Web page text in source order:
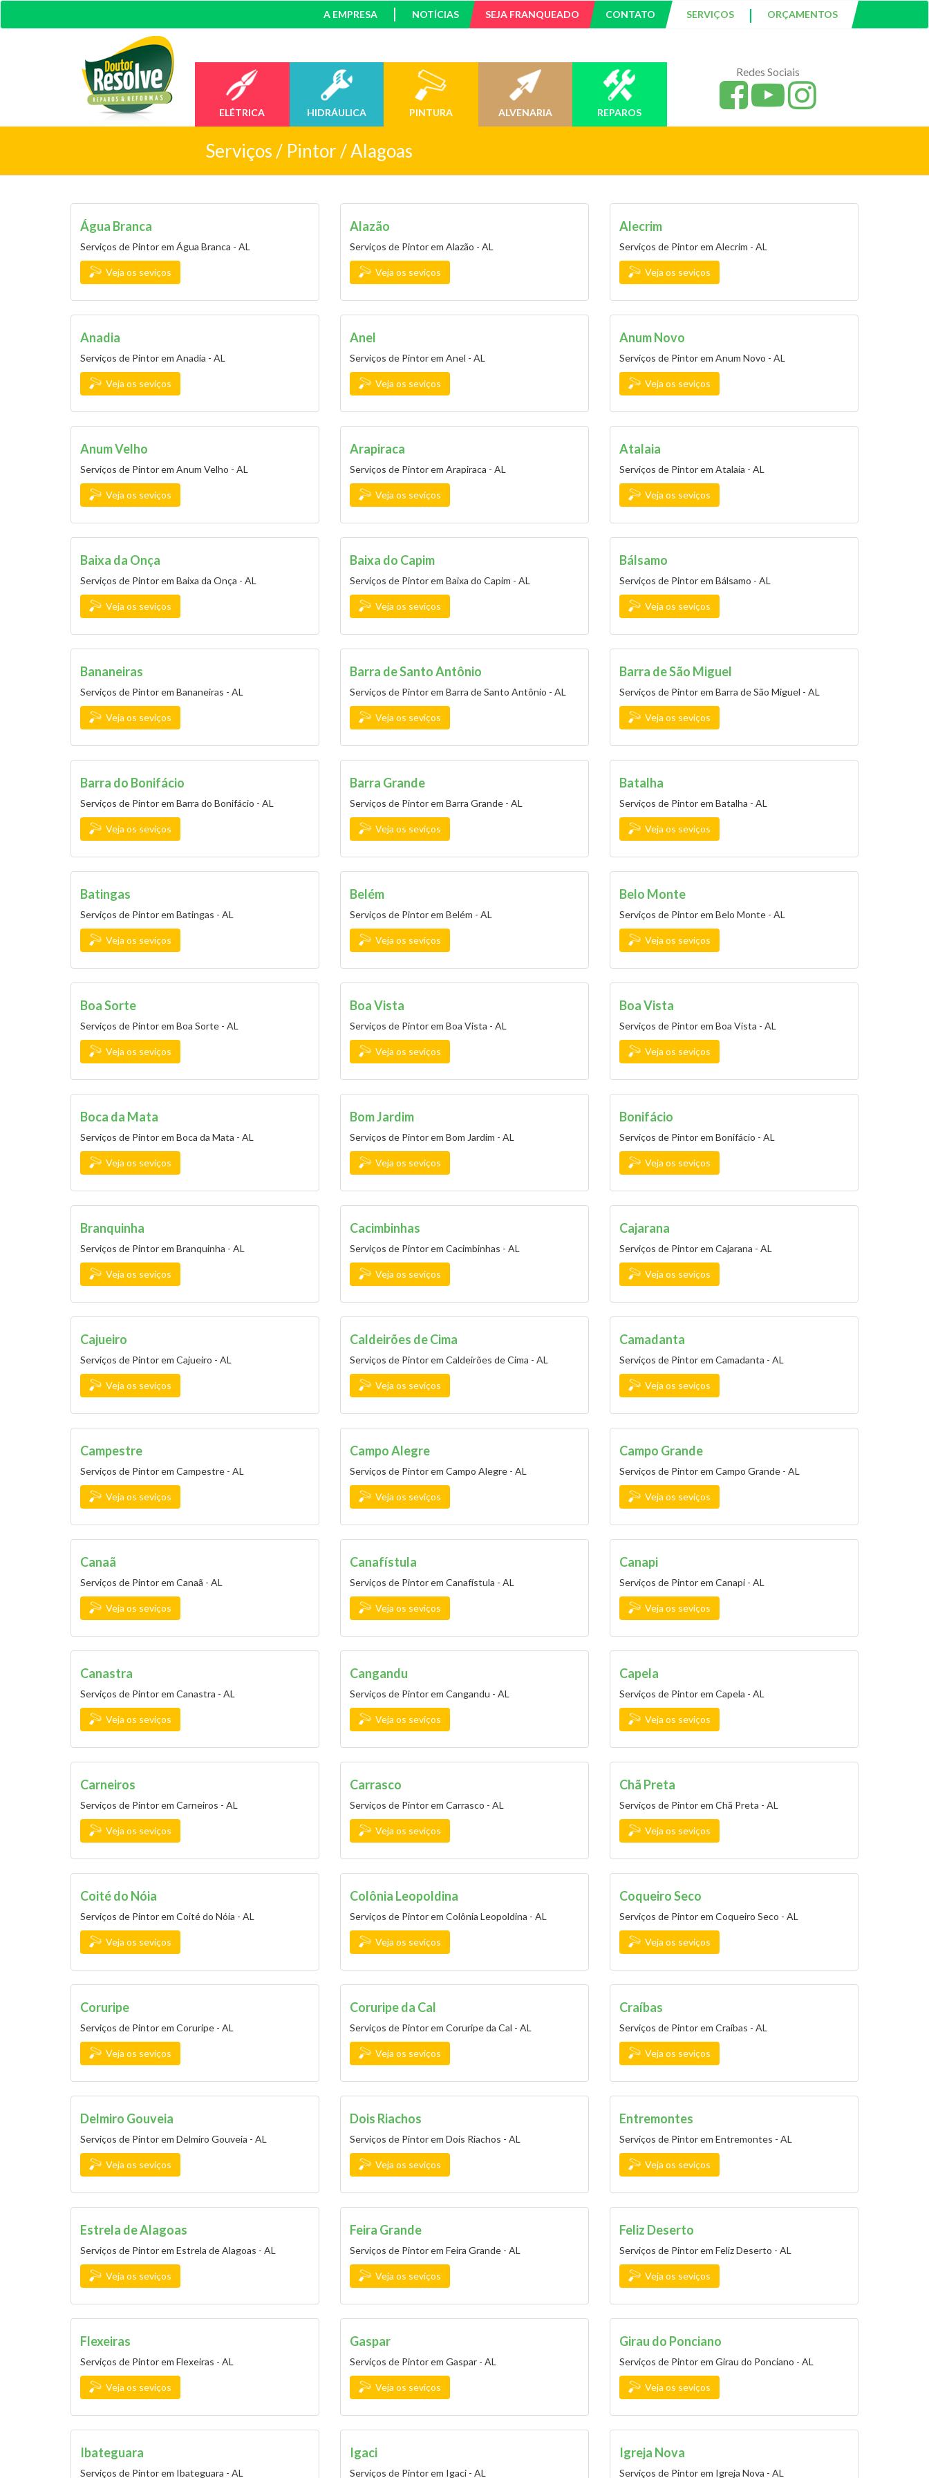
A EMPRESA NOTÍCIAS SEJA FRANQUEADO CONTATO SERVIÇOS | ORÇAMENTOS
ELÉTRICA HIDRÁULICA PINTURA ALVENARIA REPAROS
Redes Sociais
Serviços / Pintor / Alagoas
Água Branca
Serviços de Pintor em Água Branca - AL
Veja os seviços
Alazão
Serviços de Pintor em Alazão - AL
Veja os seviços
Alecrim
Serviços de Pintor em Alecrim - AL
Veja os seviços
Anadia
Serviços de Pintor em Anadia - AL
Veja os seviços
Anel
Serviços de Pintor em Anel - AL
Veja os seviços
Anum Novo
Serviços de Pintor em Anum Novo - AL
Veja os seviços
Anum Velho
Serviços de Pintor em Anum Velho - AL
Veja os seviços
Arapiraca
Serviços de Pintor em Arapiraca - AL
Veja os seviços
Atalaia
Serviços de Pintor em Atalaia - AL
Veja os seviços
Baixa da Onça
Serviços de Pintor em Baixa da Onça - AL
Veja os seviços
Baixa do Capim
Serviços de Pintor em Baixa do Capim - AL
Veja os seviços
Bálsamo
Serviços de Pintor em Bálsamo - AL
Veja os seviços
Bananeiras
Serviços de Pintor em Bananeiras - AL
Veja os seviços
Barra de Santo Antônio
Serviços de Pintor em Barra de Santo Antônio - AL
Veja os seviços
Barra de São Miguel
Serviços de Pintor em Barra de São Miguel - AL
Veja os seviços
Barra do Bonifácio
Serviços de Pintor em Barra do Bonifácio - AL
Veja os seviços
Barra Grande
Serviços de Pintor em Barra Grande - AL
Veja os seviços
Batalha
Serviços de Pintor em Batalha - AL
Veja os seviços
Batingas
Serviços de Pintor em Batingas - AL
Veja os seviços
Belém
Serviços de Pintor em Belém - AL
Veja os seviços
Belo Monte
Serviços de Pintor em Belo Monte - AL
Veja os seviços
Boa Sorte
Serviços de Pintor em Boa Sorte - AL
Veja os seviços
Boa Vista
Serviços de Pintor em Boa Vista - AL
Veja os seviços
Boa Vista
Serviços de Pintor em Boa Vista - AL
Veja os seviços
Boca da Mata
Serviços de Pintor em Boca da Mata - AL
Veja os seviços
Bom Jardim
Serviços de Pintor em Bom Jardim - AL
Veja os seviços
Bonifácio
Serviços de Pintor em Bonifácio - AL
Veja os seviços
Branquinha
Serviços de Pintor em Branquinha - AL
Veja os seviços
Cacimbinhas
Serviços de Pintor em Cacimbinhas - AL
Veja os seviços
Cajarana
Serviços de Pintor em Cajarana - AL
Veja os seviços
Cajueiro
Serviços de Pintor em Cajueiro - AL
Veja os seviços
Caldeirões de Cima
Serviços de Pintor em Caldeirões de Cima - AL
Veja os seviços
Camadanta
Serviços de Pintor em Camadanta - AL
Veja os seviços
Campestre
Serviços de Pintor em Campestre - AL
Veja os seviços
Campo Alegre
Serviços de Pintor em Campo Alegre - AL
Veja os seviços
Campo Grande
Serviços de Pintor em Campo Grande - AL
Veja os seviços
Canaã
Serviços de Pintor em Canaã - AL
Veja os seviços
Canafístula
Serviços de Pintor em Canafístula - AL
Veja os seviços
Canapi
Serviços de Pintor em Canapi - AL
Veja os seviços
Canastra
Serviços de Pintor em Canastra - AL
Veja os seviços
Cangandu
Serviços de Pintor em Cangandu - AL
Veja os seviços
Capela
Serviços de Pintor em Capela - AL
Veja os seviços
Carneiros
Serviços de Pintor em Carneiros - AL
Veja os seviços
Carrasco
Serviços de Pintor em Carrasco - AL
Veja os seviços
Chã Preta
Serviços de Pintor em Chã Preta - AL
Veja os seviços
Coité do Nóia
Serviços de Pintor em Coité do Nóia - AL
Veja os seviços
Colônia Leopoldina
Serviços de Pintor em Colônia Leopoldina - AL
Veja os seviços
Coqueiro Seco
Serviços de Pintor em Coqueiro Seco - AL
Veja os seviços
Coruripe
Serviços de Pintor em Coruripe - AL
Veja os seviços
Coruripe da Cal
Serviços de Pintor em Coruripe da Cal - AL
Veja os seviços
Craíbas
Serviços de Pintor em Craíbas - AL
Veja os seviços
Delmiro Gouveia
Serviços de Pintor em Delmiro Gouveia - AL
Veja os seviços
Dois Riachos
Serviços de Pintor em Dois Riachos - AL
Veja os seviços
Entremontes
Serviços de Pintor em Entremontes - AL
Veja os seviços
Estrela de Alagoas
Serviços de Pintor em Estrela de Alagoas - AL
Veja os seviços
Feira Grande
Serviços de Pintor em Feira Grande - AL
Veja os seviços
Feliz Deserto
Serviços de Pintor em Feliz Deserto - AL
Veja os seviços
Flexeiras
Serviços de Pintor em Flexeiras - AL
Veja os seviços
Gaspar
Serviços de Pintor em Gaspar - AL
Veja os seviços
Girau do Ponciano
Serviços de Pintor em Girau do Ponciano - AL
Veja os seviços
Ibateguara
Serviços de Pintor em Ibateguara - AL
Igaci
Serviços de Pintor em Igaci - AL
Igreja Nova
Serviços de Pintor em Igreja Nova - AL